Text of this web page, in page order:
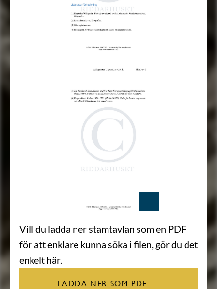
Vill du ladda ner stamtavlan som en PDF
för att enklare kunna söka i filen, gör du det
enkelt här.
LADDA NER SOM PDF